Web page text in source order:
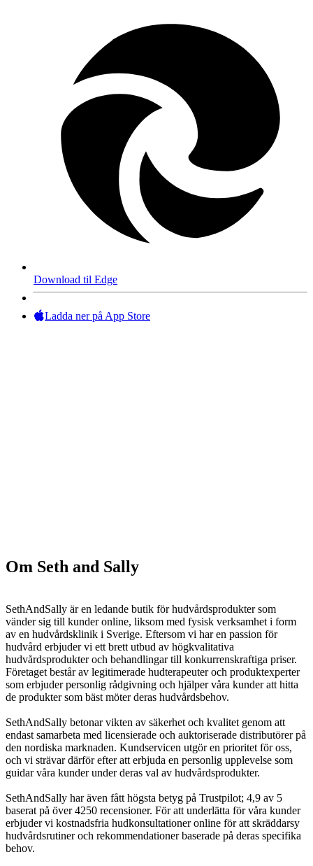
Download til Edge
Ladda ner på App Store
Om Seth and Sally
SethAndSally är en ledande butik för hudvårdsprodukter som
vänder sig till kunder online, liksom med fysisk verksamhet i form
av en hudvårdsklinik i Sverige. Eftersom vi har en passion för
hudvård erbjuder vi ett brett utbud av högkvalitativa
hudvårdsprodukter och behandlingar till konkurrenskraftiga priser.
Företaget består av legitimerade hudterapeuter och produktexperter
som erbjuder personlig rådgivning och hjälper våra kunder att hitta
de produkter som bäst möter deras hudvårdsbehov.
SethAndSally betonar vikten av säkerhet och kvalitet genom att
endast samarbeta med licensierade och auktoriserade distributörer på
den nordiska marknaden. Kundservicen utgör en prioritet för oss,
och vi strävar därför efter att erbjuda en personlig upplevelse som
guidar våra kunder under deras val av hudvårdsprodukter.
SethAndSally har även fått högsta betyg på Trustpilot; 4,9 av 5
baserat på över 4250 recensioner. För att underlätta för våra kunder
erbjuder vi kostnadsfria hudkonsultationer online för att skräddarsy
hudvårdsrutiner och rekommendationer baserade på deras specifika
behov.